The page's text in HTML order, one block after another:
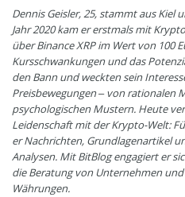
Dennis Geisler, 25, stammt aus Kiel
Jahr 2020 kam er erstmals mit
über Binance XRP im Wert von 100
Kursschwankungen und das
den Bann und weckten sein
Preisbewegungen – von rationalen
psychologischen Mustern. Heute
Leidenschaft mit der Krypto-Welt:
er Nachrichten, Grundlagenartikel
Analysen. Mit BitBlog engagiert er
die Beratung von Unternehmen
Währungen.